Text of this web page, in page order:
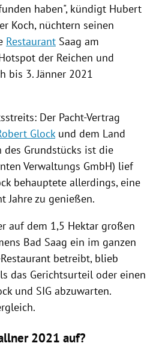
haben", kündigt Hubert
Koch, nüchtern seinen
Restaurant Saag am
der Reichen und
bis 3. Jänner 2021
Der Pacht-Vertrag
Glockund dem Land
des Grundstücks ist die
Verwaltungs GmbH) lief
behauptete allerdings, eine
Jahre zu genießen.
auf dem 1,5 Hektar großen
Bad Saag ein im ganzen
betreibt, blieb
das Gerichtsurteil oder einen
und SIG abzuwarten.
2021 auf?